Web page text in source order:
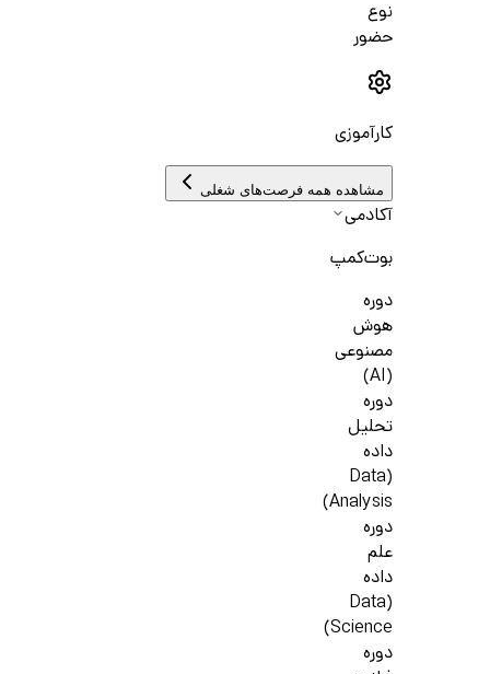
نوع
حضور
کارآموزی
مشاهده همه فرصت‌های شغلی
آکادمی
بوت‌کمپ
دوره
هوش
مصنوعی
(AI)
دوره
تحلیل
داده
(Data
Analysis)
دوره
علم
داده
(Data
Science)
دوره